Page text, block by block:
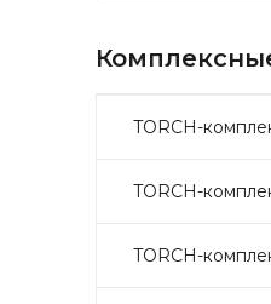
TORCH-
TORCH-
TORCH-